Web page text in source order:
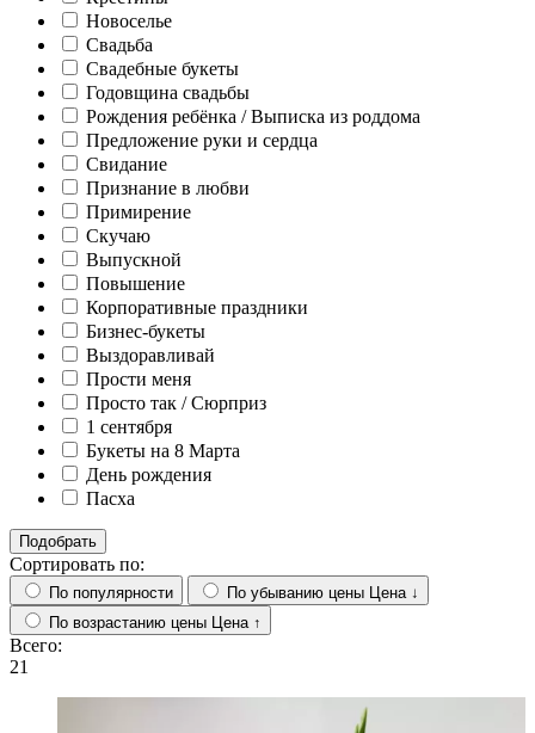
Новоселье
Свадьба
Свадебные букеты
Годовщина свадьбы
Рождения ребёнка / Выписка из роддома
Предложение руки и сердца
Свидание
Признание в любви
Примирение
Скучаю
Выпускной
Повышение
Корпоративные праздники
Бизнес-букеты
Выздоравливай
Прости меня
Просто так / Сюрприз
1 сентября
Букеты на 8 Марта
День рождения
Пасха
Подобрать
Сортировать по:
По популярности По убыванию цены
Цена ↓
По возрастанию цены
Цена ↑
Всего:
21